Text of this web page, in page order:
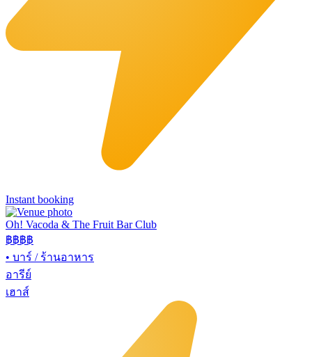
Instant booking
Oh! Vacoda & The Fruit Bar Club
฿฿฿฿
• บาร์ / ร้านอาหาร
อารีย์
เฮาส์